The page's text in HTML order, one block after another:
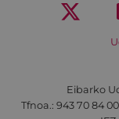
Eibarko
Tfnoa.: 943 70 84